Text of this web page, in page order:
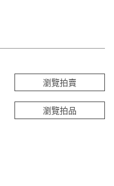
瀏覽拍賣
瀏覽拍品